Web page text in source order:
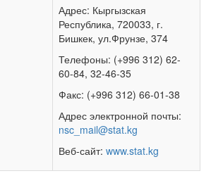
Адрес: Кыргызская
Республика, 720033, г.
Бишкек, ул.Фрунзе, 374
Телефоны: (+996 312) 62-
60-84, 32-46-35
Факс: (+996 312) 66-01-38
Адрес электронной почты:
nsc_mail@stat.kg
Веб-сайт: www.stat.kg